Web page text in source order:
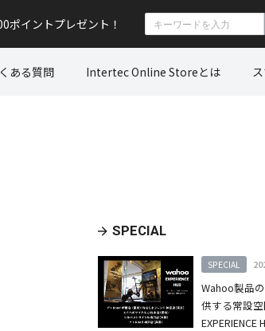
ポイントプレゼント！
ある質問 Intertec Online Storeとは
SPECIAL
SPECIAL
Wahoo製品
供する常設
EXPERIENCE